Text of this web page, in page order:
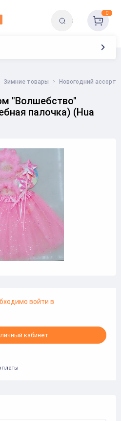
0
Зимние товары Новогодний
"Волшебство"
палочка) (Hua
войти в
кабинет